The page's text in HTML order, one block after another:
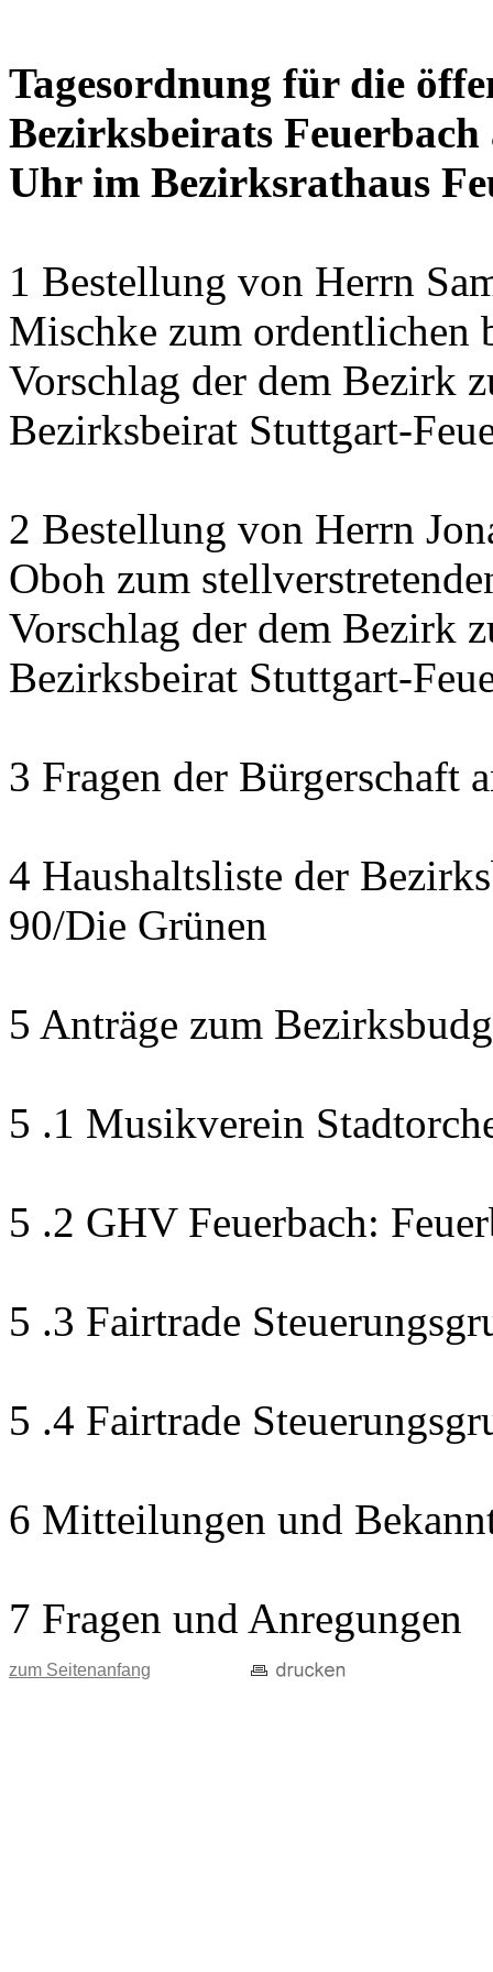
Tagesordnung für die
Bezirksbeirats
Uhr im Bezirksrathaus
1 Bestellung von Herrn
Mischke zum ordentlichen
Vorschlag der dem Bezirk
Bezirksbeirat Stuttgart-
2 Bestellung von Herrn
Oboh zum
Vorschlag der dem Bezirk
Bezirksbeirat Stuttgart-
3 Fragen der Bürgerschaft
4 Haushaltsliste der
90/Die Grünen
5 Anträge zum
5 .1 Musikverein
5 .2 GHV Feuerbach:
5 .3 Fairtrade
5 .4 Fairtrade
6 Mitteilungen und
7 Fragen und Anregungen
zum Seitenanfang